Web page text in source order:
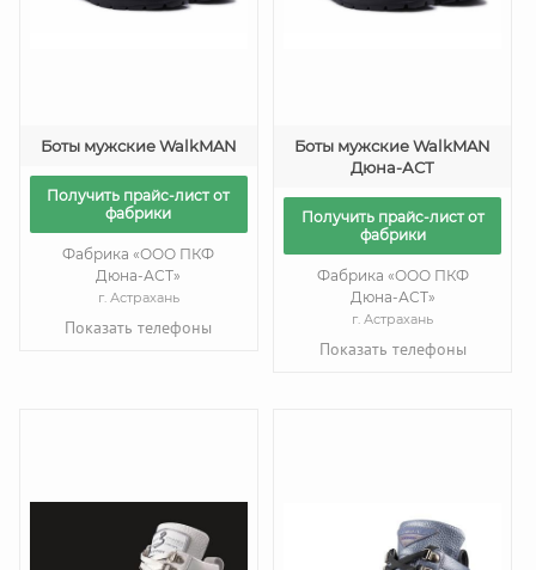
Боты мужские WalkMAN
Получить прайс-лист от
фабрики
Фабрика «ООО ПКФ
Дюна-АСТ»
г. Астрахань
Показать телефоны
Боты мужские WalkMAN
Дюна-АСТ
Получить прайс-лист от
фабрики
Фабрика «ООО ПКФ
Дюна-АСТ»
г. Астрахань
Показать телефоны